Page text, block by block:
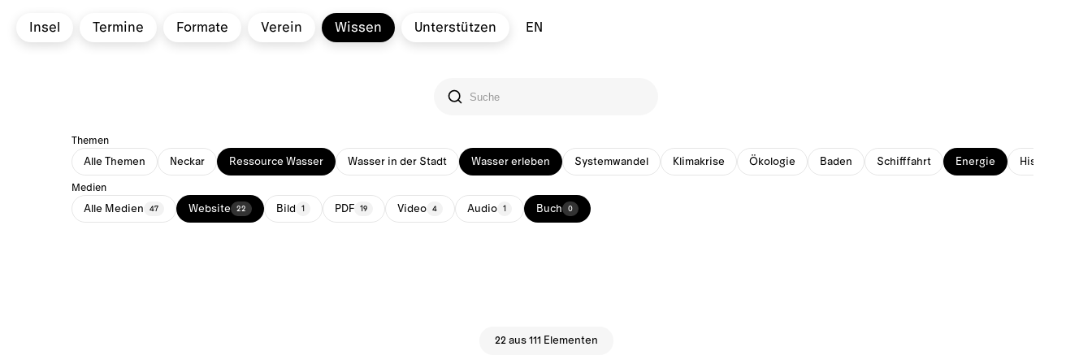
Insel Termine Formate Verein Wissen Unterstützen EN
Themen
Alle Themen Neckar Ressource Wasser Wasser in der Stadt Wasser erleben Systemwandel Klimakrise Ökologie Baden Schifffahrt Energie Historisches
Medien
Alle Medien 47 Website 22 Bild 1 PDF 19 Video 4 Audio 1 Buch 0
22 aus 111 Elementen